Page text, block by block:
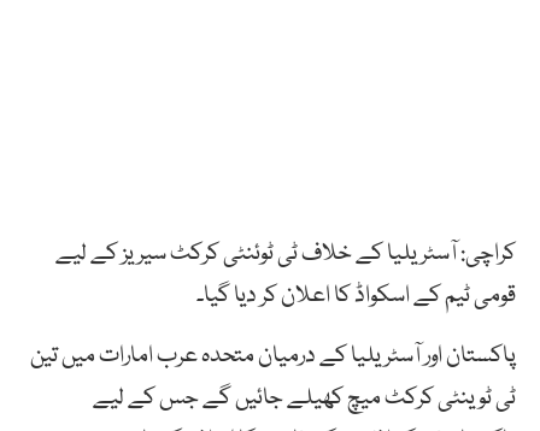
کراچی: آسٹریلیا کے خلاف ٹی ٹوئنٹی کرکٹ سیریز کے لیے
قومی ٹیم کے اسکواڈ کا اعلان کر دیا گیا۔
پاکستان اور آسٹریلیا کے درمیان متحدہ عرب امارات میں تین
ٹی ٹوینٹی کرکٹ میچ کھیلے جائیں گے جس کے لیے